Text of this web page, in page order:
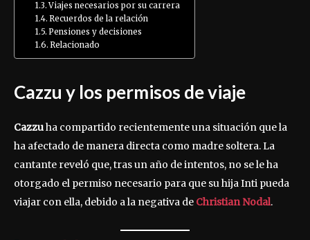
Viajes necesarios por su carrera
Recuerdos de la relación
Pensiones y decisiones
Relacionado
Cazzu y los permisos de viaje
Cazzuha compartido recientemente una situación que la
ha afectado de manera directa como madre soltera. La
cantante reveló que, tras un año de intentos, no se le ha
otorgado el permiso necesario para que su hija Inti pueda
viajar con ella, debido a la negativa de Christian Nodal.